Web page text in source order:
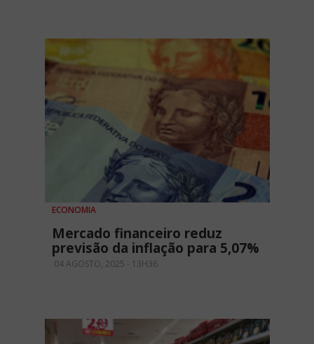
ECONOMIA
Mercado financeiro reduz
previsão da inflação para 5,07%
04 AGOSTO, 2025 - 13H36